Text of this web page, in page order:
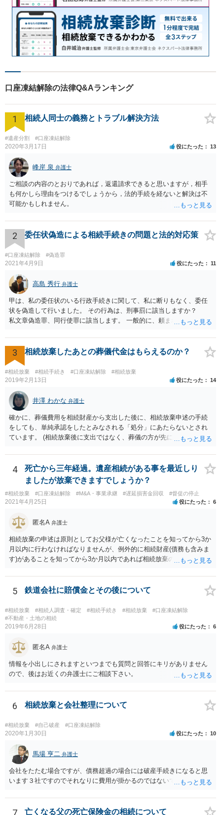
口座凍結解除の法律Q&Aランキング
1 相続人同士の義務とトラブル解決方法
#遺産分割 #口座凍結解除
2020年3月17日 役にたった 13
峰岸 泉 弁護士
ご相談の内容のとおりであれば，返還請求できると思いますが，相手
も何かしら理由をつけるでしょうから，法的手続を経ないと解決は不
可能かもしれません。
2 委任状偽造による相続手続きの問題と法的対応策
#口座凍結解除 #偽造罪
2021年4月9日 役にたった 11
高島 秀行 弁護士
甲は、私の委任状のいる行政手続きに関して、私に断りもなく、委任
状を偽造して行いました。 その行為は、刑事罰に該当しますか？
私文章偽造罪、同行使罪に該当します。 一般的に、頼まれた（委任さ
か？ 委任状を偽造して使用することはまでは依頼の範囲ではない
ので できないと思います。
3 相続放棄したあとの葬儀代金はもらえるのか？
#相続放棄 #相続手続き #口座凍結解除 #相続放棄
2019年2月13日 役にたった 14
井澤 わかな 弁護士
確かに、葬儀費用を相続財産から支出した後に、相続放棄申述の手続
をしても、単純承認をしたとみなされる「処分」にあたらないとされ
ています。 (相続放棄後に支出ではなく、葬儀の方が先に来るのが通常
述の手続ということだと思いますが) ただ、葬儀費用ならいくらでもよ
いということではなく、身分相応の、社会的儀式として当然認められ
る程度の金額に留まると考えた方がよいです。 もし、相続人の皆さん
に葬儀費用を支出する経済力がなく、質素な葬儀を行った費用であれ
ば相続財産から支出しても単純承認と認められない可能性が高いの
で、相続放棄申述が受理される可能性も高いと思います。
4
死亡から三年経過。遺産相続がある事を最近しり
ましたが放棄できますでしょうか？
#相続放棄 #口座凍結解除 #M&A・事業承継 #遅延損害金回収 #督促の停止
2021年4月25日 役にたった 6
匿名A 弁護士
相続放棄の申述は原則としてお父様が亡くなったことを知ってから3か
月以内に行わなければなりませんが、例外的に相続財産(債務も含みま
す)があることを知ってから3か月以内であれば相続放棄の申述が認め
したら、早急に家裁に行って相続放棄の申述をしたい旨告げて必要な
書類を提出されることをおすすめいたします。 なお、お父様の債務が
他にもあるかもしれないというリスクを考えますと、相続放棄の申述
にあたっては、法テラスの無料相談等を利用して弁護士に相談するこ
とも十分考えられるかと存じます。また、ご記載いただいた事実関係
を拝見するかぎり、再婚相手のかたは既に相続放棄をされている可能
5 鉄道会社に賠償金とその後について
#相続放棄 #相続人調査・確定 #相続手続き #相続放棄
#口座凍結解除
#不動産・土地の相続
2019年6月28日 役にたった 6
匿名A 弁護士
情報を小出しにされますといつまでも質問と回答にキリがありません
ので、後はお近くの弁護士にご相談下さい。
6 相続放棄と会社整理について
#相続放棄 #自己破産 #口座凍結解除
2020年1月30日 役にたった 10
馬場 亨二 弁護士
会社をたたむ場合ですが、債務超過の場合には破産手続きになると思
います３社ですのでそれなりに費用が掛かるのではないでしょうか。
7 亡くなる父の死亡保険金の相続について